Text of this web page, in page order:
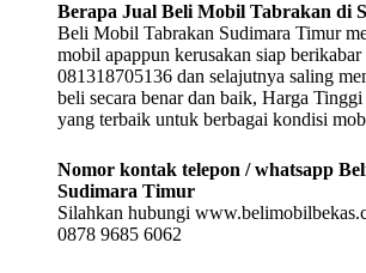
Berapa Jual Beli Mobil Tabrakan di
Beli Mobil Tabrakan Sudimara Timur
mobil apappun kerusakan siap
081318705136 dan selajutnya saling
beli secara benar dan baik, Harga
yang terbaik untuk berbagai kondisi
Nomor kontak telepon / whatsapp
Sudimara Timur
Silahkan hubungi
0878 9685 6062